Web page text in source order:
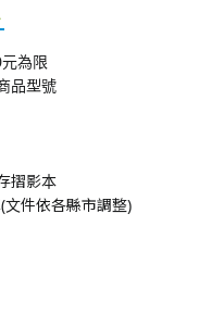
為限
品型號
摺影本
件依各縣市調整)